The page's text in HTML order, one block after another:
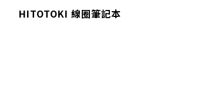
HITOTOKI 線圈筆記本